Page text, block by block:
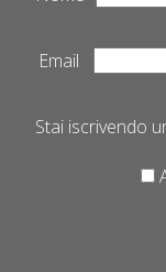
Email
Stai iscrivendo